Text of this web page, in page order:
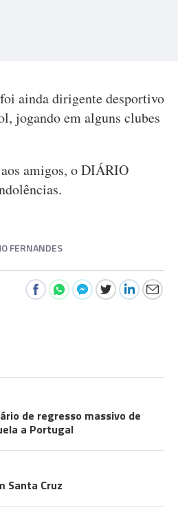
ainda dirigente desportivo
jogando em alguns clubes
amigos, o DIÁRIO
FERNANDES
de regresso massivo de
a Portugal
Santa Cruz